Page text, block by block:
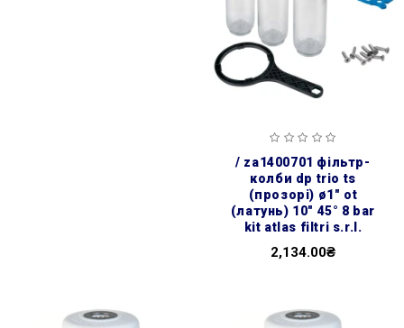
/ za1400701 фільтр-
колби dp trio ts
(прозорі) ø1″ ot
(латунь) 10″ 45° 8 bar
kit atlas filtri s.r.l.
2,134.00₴